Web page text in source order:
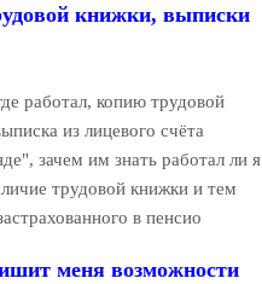
книжки, выписки
работал, копию трудовой
из лицевого счёта
зачем им знать работал ли я
трудовой книжки и тем
в пенсио
меня возможности